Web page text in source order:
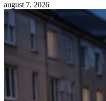
august 7, 2026